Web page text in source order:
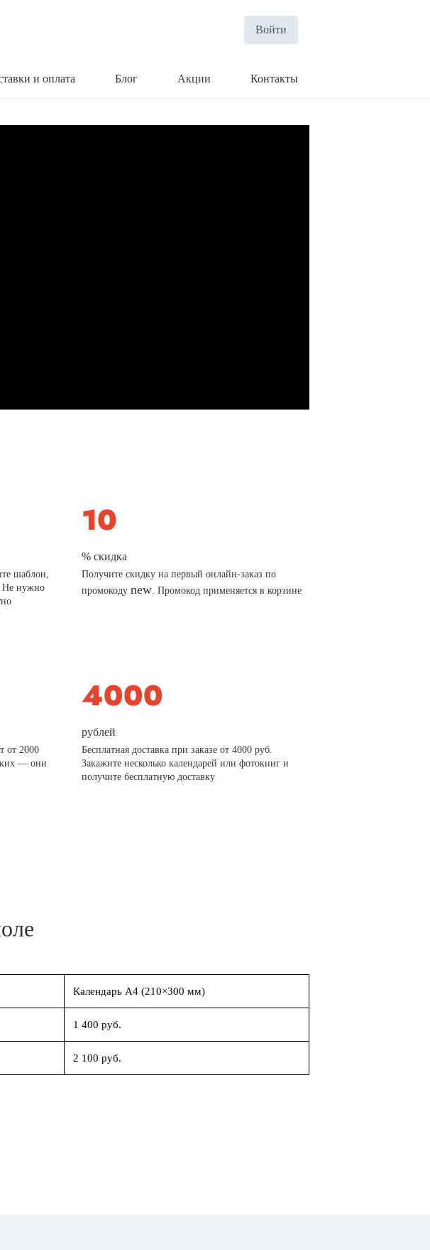
Войти
и оплата Блог Акции Контакты
шаблон,
Не нужно
% скидка
Получите скидку на первый онлайн-заказ по
промокоду new. Промокод применяется в корзине
от 2000
— они
рублей
Бесплатная доставка при заказе от 4000 руб.
Закажите несколько календарей или фотокниг и
получите бесплатную доставку
Календарь А4 (210×300 мм)
1 400 руб.
2 100 руб.